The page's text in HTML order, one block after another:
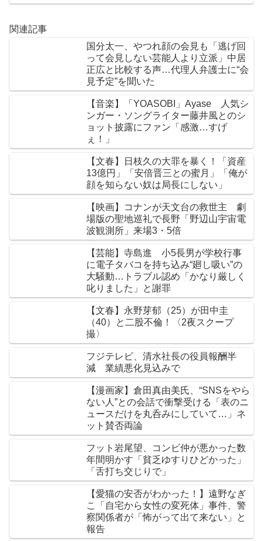
関連記事
国分太一、やつれ顔の会見も「逃げ回
って会見しない芸能人より立派」中居
正広と比較する声…代理人弁護士に“会
見予定”を聞いた
【音楽】「YOASOBI」Ayase 人気シ
ンガー・ソングライター藤井風とのシ
ョット披露にファン「感激…すげ
ぇ！」
【文春】日枝久の大罪を暴く！「資産
13億円」「安倍晋三との蜜月」「俺が
顔を知らない奴は局長にしない」
【映画】コナンが天文台の救世主 劇
場版の聖地巡礼で長野「野辺山宇宙電
波観測所」来場3・5倍
【芸能】寺島進 小5長男が学校行事
に電子タバコを持ち込み“廻し吸い”の
大騒動…トラブル認め「かなり厳しく
叱りました」と謝罪
【文春】永野芽郁（25）が田中圭
（40）と二股不倫！〈2夜スクープ
撮〉
フジテレビ、清水社長の役員報酬半
減 業績悪化見込みで
【漫画家】倉田真由美氏、“SNSをやら
ない人”との会話で衝撃受ける「表のニ
ュースだけを丸呑みにしていて…」ネ
ット賛否両論
フット岩尾望、コンビ仲が悪かった数
年間明かす「貧乏ゆすりひどかった」
「舌打ち交じりで」
【愛猫の安否がわかった！】遠野なぎ
こ「自宅から女性の変死体」事件、警
察関係者が「怖がって出て来ない」と
報告